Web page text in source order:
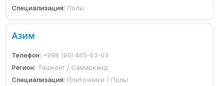
Специализация: Полы
Азим
Телефон: +998 (90) 465-63-03
Регион: Ташкент / Самарканд
Специализация: Плиточники / Полы